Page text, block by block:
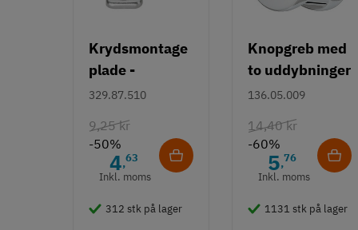
Knopgreb
Stil
Klassisk
Tilstand Ny
Krydsmontage
plade -
Duomatic SL -
329.87.510
9,25 kr
-50%
4,63
Inkl. moms
312 stk på lager
Knopgreb med
to uddybninger
- rustfrit stål
136.05.009
14,40 kr
-60%
5,76
Inkl. moms
1131 stk på lager